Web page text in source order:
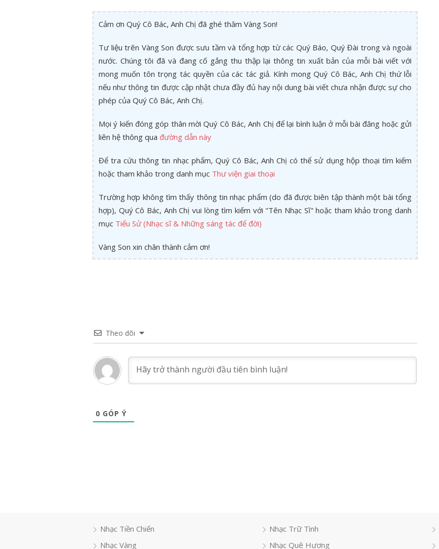
Cảm ơn Quý Cô Bác, Anh Chị đã ghé thăm Vàng Son!
Tư liệu trên Vàng Son được sưu tầm và tổng hợp từ các Quý Báo, Quý Đài trong và ngoài
nước. Chúng tôi đã và đang cố gắng thu thập lại thông tin xuất bản của mỗi bài viết với
mong muốn tôn trọng tác quyền của các tác giả. Kính mong Quý Cô Bác, Anh Chị thứ lỗi
nếu như thông tin được cập nhật chưa đầy đủ hay nội dung bài viết chưa nhận được sự cho
phép của Quý Cô Bác, Anh Chị.
Mọi ý kiến đóng góp thân mời Quý Cô Bác, Anh Chị để lại bình luận ở mỗi bài đăng hoặc gửi
liên hệ thông qua đường dẫn này
Để tra cứu thông tin nhạc phẩm, Quý Cô Bác, Anh Chị có thể sử dụng hộp thoại tìm kiếm
hoặc tham khảo trong danh mục Thư viện giai thoại
Trường hợp không tìm thấy thông tin nhạc phẩm (do đã được biên tập thành một bài tổng
hợp), Quý Cô Bác, Anh Chị vui lòng tìm kiếm với "Tên Nhạc Sĩ" hoặc tham khảo trong danh
mục Tiểu Sử (Nhạc sĩ & Những sáng tác để đời)
Vàng Son xin chân thành cảm ơn!
Theo dõi
0 GÓP Ý
Nhạc Tiền Chiến
Nhạc Vàng
Nhạc Trữ Tình
Nhạc Quê Hương